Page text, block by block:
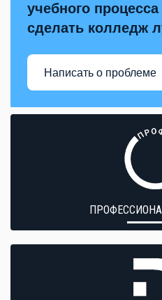
учебного
сделать колледж
Написать о проблеме